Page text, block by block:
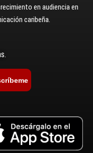
en audiencia en
caribeña.